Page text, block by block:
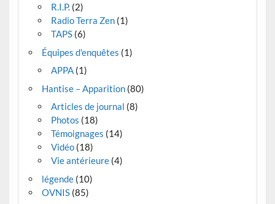
R.I.P.(2)
Radio Terra Zen(1)
TAPS(6)
Équipes d'enquêtes (1)
APPA(1)
Hantise – Apparition(80)
Articles de journal (8)
Photos (18)
Témoignages (14)
Vidéo(18)
Vie antérieure(4)
légende(10)
OVNIS(85)